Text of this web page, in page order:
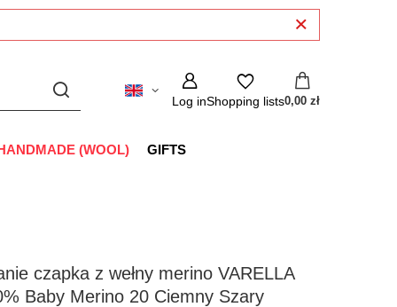
Log inShopping lists0,00 zł
(WOOL) GIFTS
czapka z wełny merino VARELLA
Baby Merino 20 Ciemny Szary